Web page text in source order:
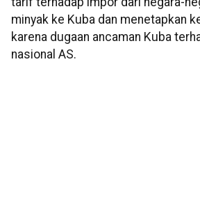
minyak ke Kuba dan menetapkan
karena dugaan ancaman Kuba
nasional AS.